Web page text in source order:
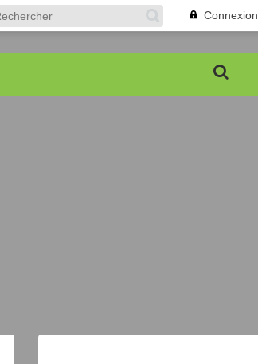
Connexion